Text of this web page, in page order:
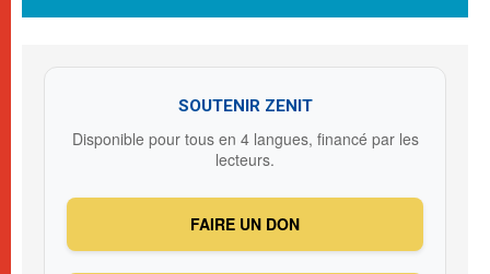
SOUTENIR ZENIT
Disponible pour tous en 4 langues, financé par les
lecteurs.
FAIRE UN DON